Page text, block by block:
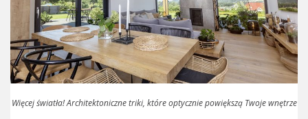
Więcej światła! Architektoniczne triki, które optycznie powiększą Twoje wnętrze